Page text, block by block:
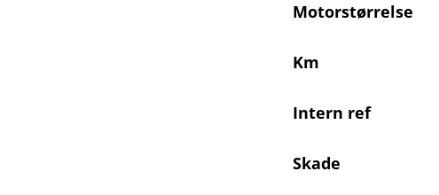
Motorstørrelse
Km
Intern ref
Skade